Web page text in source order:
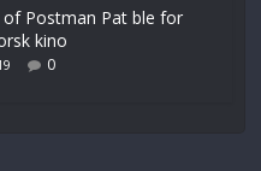
of Postman Pat ble for
kino
0